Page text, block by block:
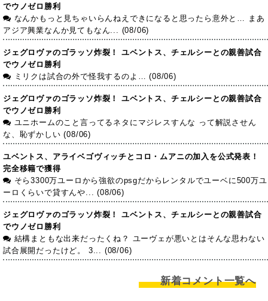
でウノゼロ勝利
なんかもっと見ちゃいらんねえできになると思ったら意外と… まあ
アジア興業なんか見てもなん... (08/06)
ジェグロヴァのゴラッソ炸裂！ ユベントス、チェルシーとの親善試合
でウノゼロ勝利
ミリクは試合の外で怪我するのよ… (08/06)
ジェグロヴァのゴラッソ炸裂！ ユベントス、チェルシーとの親善試合
でウノゼロ勝利
ユニホームのこと言ってるネタにマジレスすんな って解説させん
な、恥ずかしい (08/06)
ユベントス、アライベゴヴィッチとコロ・ムアニの加入を公式発表！
完全移籍で獲得
そら3300万ユーロから強欲のpsgだからレンタルでユーベに500万ユ
ーロくらいで貸すんや... (08/06)
ジェグロヴァのゴラッソ炸裂！ ユベントス、チェルシーとの親善試合
でウノゼロ勝利
結構まともな出来だったくね？ ユーヴェが悪いとはそんな思わない
試合展開だったけど。 3... (08/06)
新着コメント一覧へ